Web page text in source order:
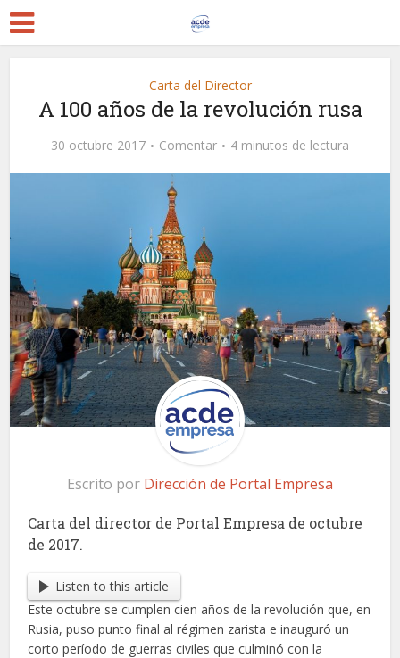
Carta del Director
A 100 años de la revolución rusa
30 octubre 2017 Comentar 4 minutos de lectura
Escrito por Dirección de Portal Empresa
Carta del director de Portal Empresa de octubre
de 2017.
Listen to this article
Este octubre se cumplen cien años de la revolución que, en
Rusia, puso punto final al régimen zarista e inauguró un
corto período de guerras civiles que culminó con la